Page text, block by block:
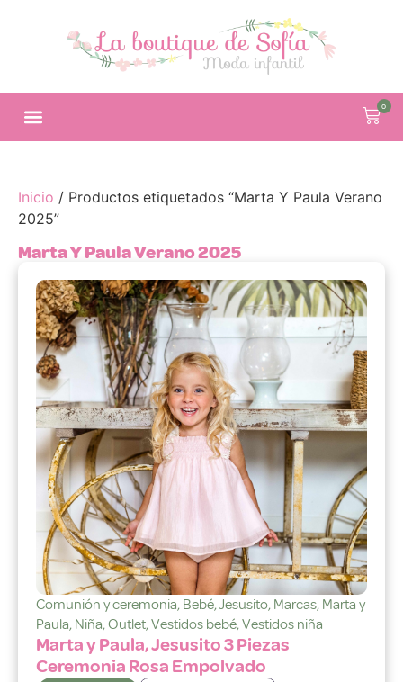
0
Inicio / Productos etiquetados “Marta Y Paula Verano
2025”
Marta Y Paula Verano 2025
Comunión y ceremonia, Bebé,Jesusito, Marcas, Marta y
Paula, Niña,Outlet,Vestidos bebé,Vestidos niña
Marta y Paula, Jesusito 3 Piezas
Ceremonia Rosa Empolvado